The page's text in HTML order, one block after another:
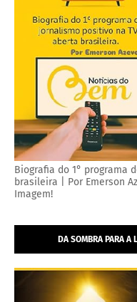
Biografia do 1° programa
brasileira | Por Emerson
Imagem!
DA SOMBRA PARA A